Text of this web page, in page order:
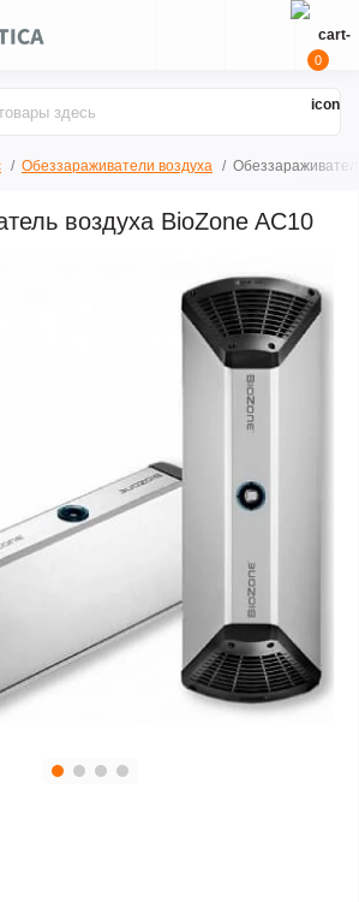
0
Обеззараживатели воздуха
воздуха BioZone AC10